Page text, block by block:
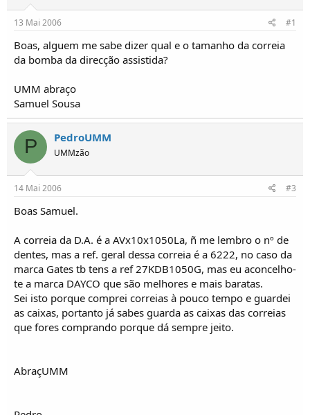
d
o
r
e
ó
p
i
c
o
s
í
i
13 Mai 2006 #1
Boas, alguem me sabe dizer qual e o tamanho da correia
da bomba da direcção assistida?
UMM abraço
Samuel Sousa
P PedroUMM
UMMzão
14 Mai 2006 #3
Boas Samuel.
A correia da D.A. é a AVx10x1050La, ñ me lembro o nº de
dentes, mas a ref. geral dessa correia é a 6222, no caso da
marca Gates tb tens a ref 27KDB1050G, mas eu aconcelho-
te a marca DAYCO que são melhores e mais baratas.
Sei isto porque comprei correias à pouco tempo e guardei
as caixas, portanto já sabes guarda as caixas das correias
que fores comprando porque dá sempre jeito.
AbraçUMM